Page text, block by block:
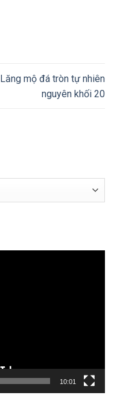
Lăng mộ đá tròn tự nhiên
nguyên khối 20
10:01